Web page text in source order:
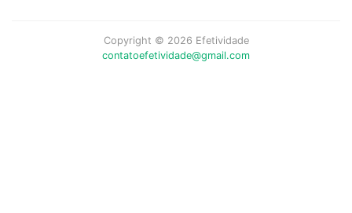
Copyright © 2026 Efetividade
contatoefetividade@gmail.com